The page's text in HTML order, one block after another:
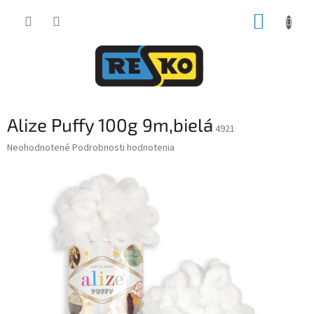
Alize Puffy 100g 9m,bielá 4921
Priemerné
Neohodnotené Podrobnosti hodnotenia